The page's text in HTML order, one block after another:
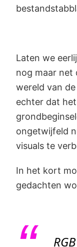
Laten we
nog maar net
wereld van
echter dat
ongetwijfeld
visuals te
In het kort
gedachten